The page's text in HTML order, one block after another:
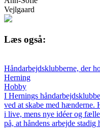
Vejlgaard
Læs også:
Håndarbejdsklubberne, der
Herning
Hobby
I Hernings
ved at skabe med hænderne.
i live, mens nye idéer og
på, at håndens arbejde